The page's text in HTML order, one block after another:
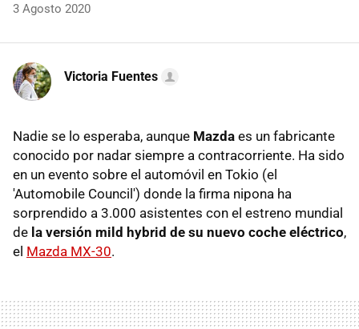
3 Agosto 2020
Victoria Fuentes
Nadie se lo esperaba, aunque Mazda es un fabricante
conocido por nadar siempre a contracorriente. Ha sido
en un evento sobre el automóvil en Tokio (el
'Automobile Council') donde la firma nipona ha
sorprendido a 3.000 asistentes con el estreno mundial
de la versión mild hybrid de su nuevo coche eléctrico,
el Mazda MX-30.